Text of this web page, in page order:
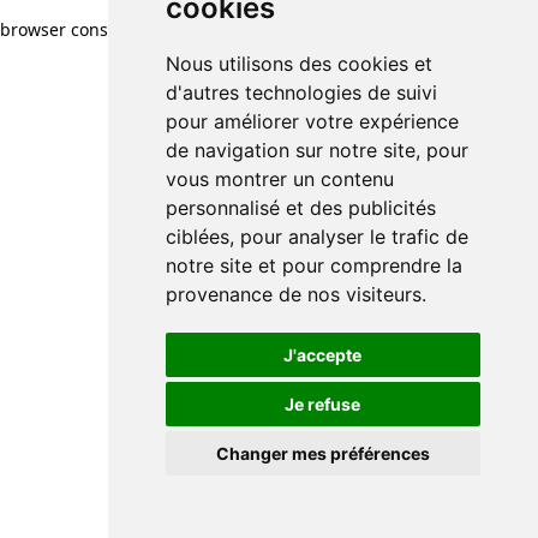
cookies
Nous utilisons des cookies et
d'autres technologies de suivi
pour améliorer votre expérience
de navigation sur notre site, pour
vous montrer un contenu
personnalisé et des publicités
ciblées, pour analyser le trafic de
notre site et pour comprendre la
provenance de nos visiteurs.
J'accepte
Je refuse
Changer mes préférences
browser console for more information)